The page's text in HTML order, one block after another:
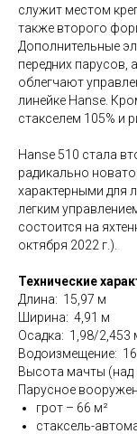
служит местом
также второго
Дополнительные
передних парусов,
облегчают
линейке Hanse.
стакселем 105% и
Hanse 510 стала
радикально
характерными для
легким
состоится на
октября 2022 г.).
Технические
Длина: 15,97 м
Ширина: 4,91 м
Осадка: 1,98/2,453
Водоизмещение:
Высота мачты
Парусное
грот – 66 м²
стаксель-